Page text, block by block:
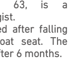
63, is a
after falling
seat. The
6 months.